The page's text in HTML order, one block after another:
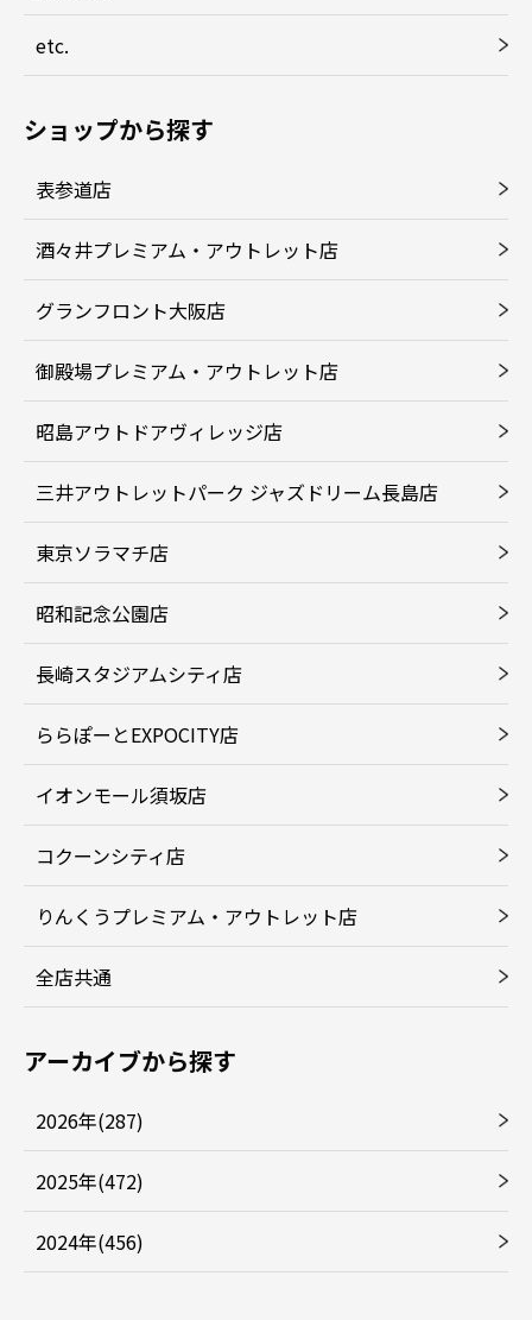
etc.
ショップから探す
表参道店
酒々井プレミアム・アウトレット店
グランフロント大阪店
御殿場プレミアム・アウトレット店
昭島アウトドアヴィレッジ店
三井アウトレットパーク ジャズドリーム長島店
東京ソラマチ店
昭和記念公園店
長崎スタジアムシティ店
ららぽーとEXPOCITY店
イオンモール須坂店
コクーンシティ店
りんくうプレミアム・アウトレット店
全店共通
アーカイブから探す
2026年(287)
2025年(472)
2024年(456)